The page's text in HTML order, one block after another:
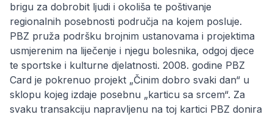
brigu za dobrobit ljudi i okoliša te poštivanje
regionalnih posebnosti područja na kojem posluje.
PBZ pruža podršku brojnim ustanovama i projektima
usmjerenim na liječenje i njegu bolesnika, odgoj djece
te sportske i kulturne djelatnosti. 2008. godine PBZ
Card je pokrenuo projekt „Činim dobro svaki dan“ u
sklopu kojeg izdaje posebnu „karticu sa srcem“. Za
svaku transakciju napravljenu na toj kartici PBZ donira